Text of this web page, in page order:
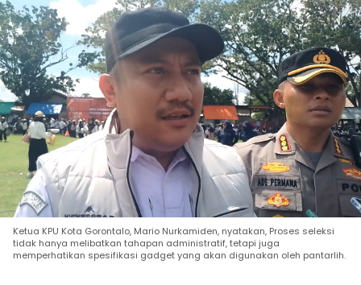
Ketua KPU Kota Gorontalo, Mario Nurkamiden, nyatakan, Proses seleksi
tidak hanya melibatkan tahapan administratif, tetapi juga
memperhatikan spesifikasi gadget yang akan digunakan oleh pantarlih.